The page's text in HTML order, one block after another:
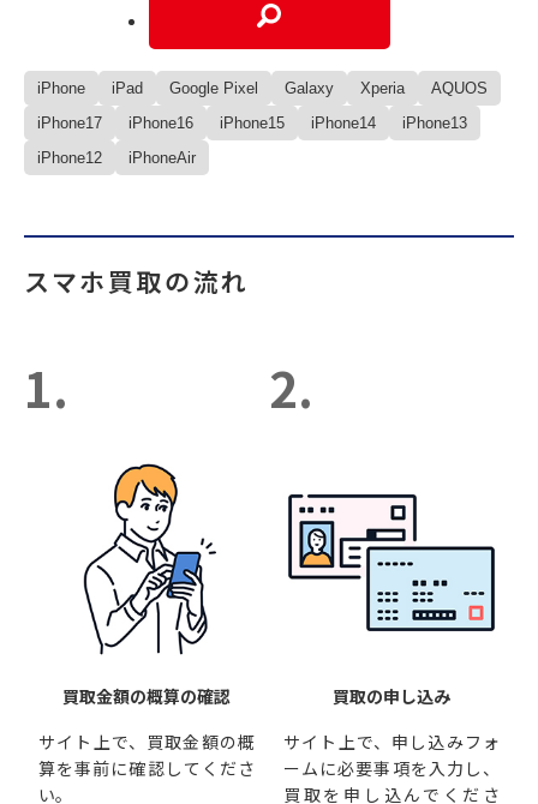
iPhone iPad Google Pixel Galaxy Xperia
AQUOS
iPhone17
iPhone16 iPhone15 iPhone14
iPhone13
iPhone12
iPhoneAir
スマホ買取の流れ
1.
買取金額の概算の確認
サイト上で、買取金額の概
算を事前に確認してくださ
い。
2.
買取の申し込み
サイト上で、申し込みフォ
ームに必要事項を入力し、
買取を申し込んでくださ